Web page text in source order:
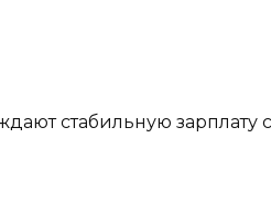
стабильную